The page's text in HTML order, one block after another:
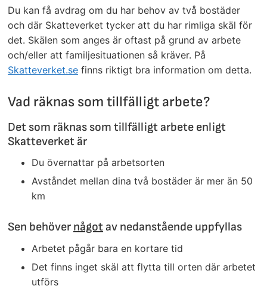
Du kan få avdrag om du har behov av två bostäder
och där Skatteverket tycker att du har rimliga skäl för
det. Skälen som anges är oftast på grund av arbete
och/eller att familjesituationen så kräver. På
Skatteverket.se finns riktigt bra information om detta.
Vad räknas som tillfälligt arbete?
Det som räknas som tillfälligt arbete enligt
Skatteverket är
Du övernattar på arbetsorten
Avståndet mellan dina två bostäder är mer än 50
km
Sen behöver något av nedanstående uppfyllas
Arbetet pågår bara en kortare tid
Det finns inget skäl att flytta till orten där arbetet
utförs